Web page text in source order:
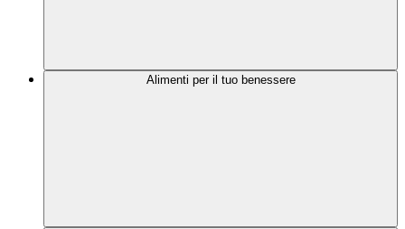
Alimenti per il tuo benessere